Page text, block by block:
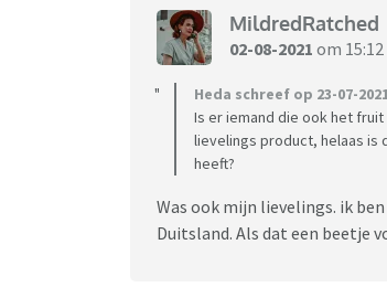
MildredRatched
02-08-2021 om 15:12
Heda schreef op 23-07-
Is er iemand die ook het
lievelings product, helaas is
heeft?
Was ook mijn lievelings. ik
Duitsland. Als dat een beetje